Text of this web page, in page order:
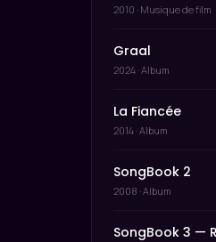
2010 · Musique de film
Graal
2024 · Album
La Fiancée
2014 · Album
SongBook 2
2008 · Album
SongBook 3 —